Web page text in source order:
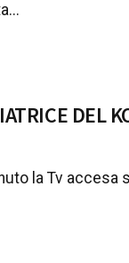
DEL
la Tv accesa